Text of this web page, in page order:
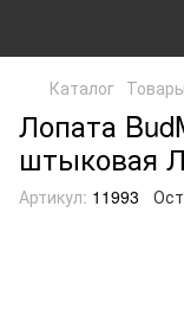
Каталог
Лопата
штыковая
Артикул: 11993